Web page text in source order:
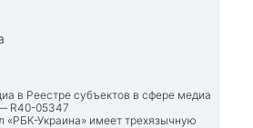
в Реестре субъектов в сфере медиа
R40-05347
Украина» имеет трехязычную